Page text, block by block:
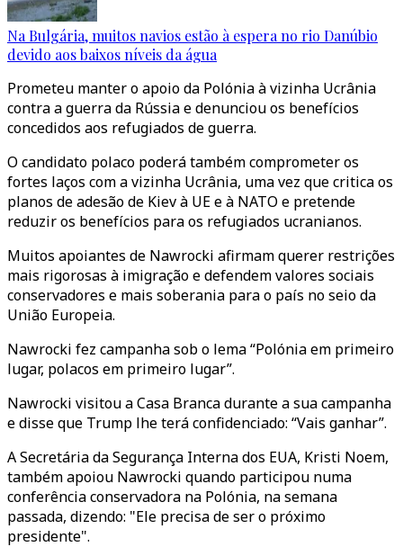
Na Bulgária, muitos navios estão à espera no rio Danúbio
devido aos baixos níveis da água
Prometeu manter o apoio da Polónia à vizinha Ucrânia
contra a guerra da Rússia e denunciou os benefícios
concedidos aos refugiados de guerra.
O candidato polaco poderá também comprometer os
fortes laços com a vizinha Ucrânia, uma vez que critica os
planos de adesão de Kiev à UE e à NATO e pretende
reduzir os benefícios para os refugiados ucranianos.
Muitos apoiantes de Nawrocki afirmam querer restrições
mais rigorosas à imigração e defendem valores sociais
conservadores e mais soberania para o país no seio da
União Europeia.
Nawrocki fez campanha sob o lema “Polónia em primeiro
lugar, polacos em primeiro lugar”.
Nawrocki visitou a Casa Branca durante a sua campanha
e disse que Trump lhe terá confidenciado: “Vais ganhar”.
A Secretária da Segurança Interna dos EUA, Kristi Noem,
também apoiou Nawrocki quando participou numa
conferência conservadora na Polónia, na semana
passada, dizendo: "Ele precisa de ser o próximo
presidente".